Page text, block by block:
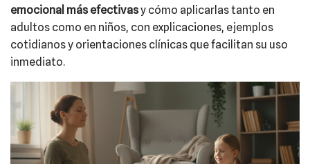
emocional más efectivasy cómo aplicarlas tanto en
adultos como en niños, con explicaciones, ejemplos
cotidianos y orientaciones clínicas que facilitan su uso
inmediato.